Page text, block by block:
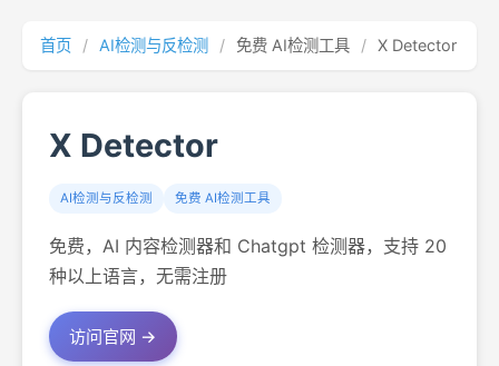
首页 / AI检测与反检测 / 免费 AI检测工具 / X Detector
X Detector
AI检测与反检测 免费 AI检测工具
免费，AI 内容检测器和 Chatgpt 检测器，支持 20
种以上语言，无需注册
访问官网 →